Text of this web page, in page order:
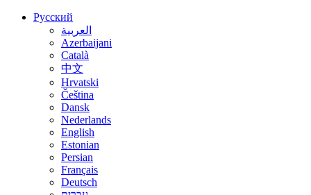
Русский
العربية
Azerbaijani
Català
中文
Hrvatski
Čeština
Dansk
Nederlands
English
Estonian
Persian
Français
Deutsch